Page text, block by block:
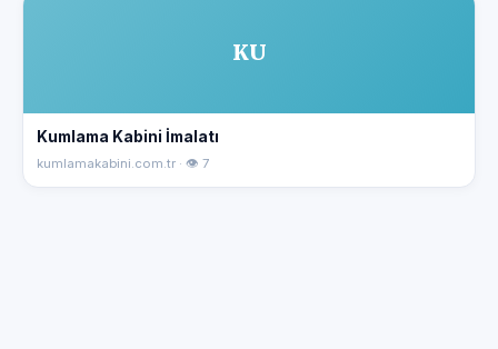
KU
Kumlama Kabini İmalatı
kumlamakabini.com.tr · 👁 7